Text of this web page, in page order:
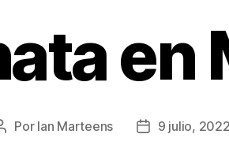
en
Autor
Por Ian Marteens
Fecha9 julio, 2022